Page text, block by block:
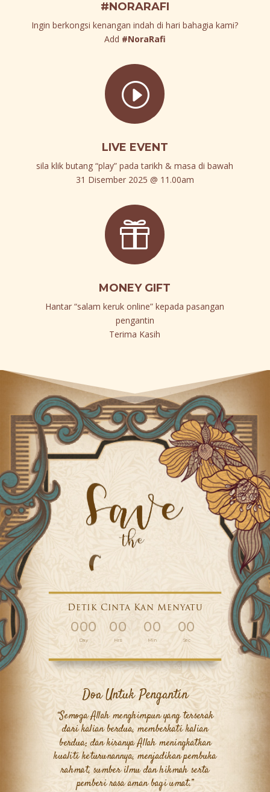
#NORARAFI
Ingin berkongsi kenangan indah di hari bahagia kami?
Add #NoraRafi
I
LIVE EVENT
sila klik butang “play” pada tarikh & masa di bawah
31 Disember 2025 @ 11.00am

MONEY GIFT
Hantar “salam keruk online” kepada pasangan
pengantin
Terima Kasih
Detik Cinta Kan Menyatu
000
Day
00
Hrs
00
Min
00
Sec
Doa Untuk Pengantin
“Semoga Allah menghimpun yang terserak
dari kalian berdua, memberkati kalian
berdua; dan kiranya Allah meningkatkan
kualiti keturunannya, menjadikan pembuka
rahmat, sumber ilmu dan hikmah serta
pemberi rasa aman bagi umat.”